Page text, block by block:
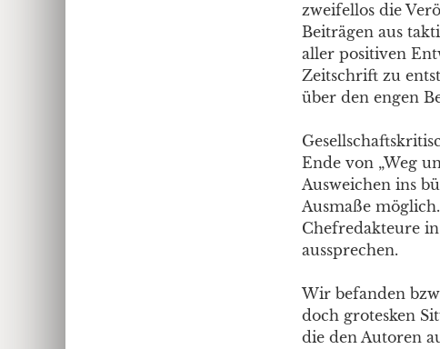
zweifellos die
Beiträgen aus
aller positiven
Zeitschrift zu
über den engen
Ende von „Weg
Ausweichen ins
Ausmaße
Chefredakteure
aussprechen.
Wir befanden
doch grotesken
die den Autoren